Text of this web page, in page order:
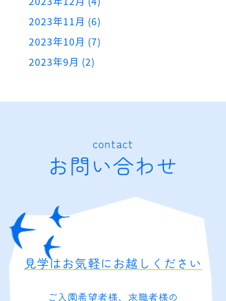
2023年11月 (6)
2023年10月 (7)
2023年9月 (2)
contact
お問い合わせ
見学はお気軽にお越しください
ご入園希望者様、求職者様の